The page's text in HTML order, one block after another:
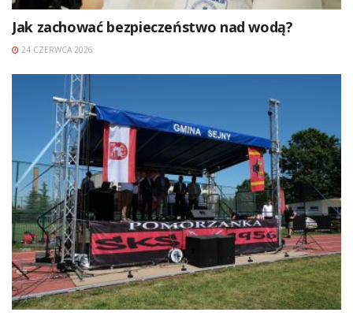
Jak zachować bezpieczeństwo nad wodą?
24 CZERWCA 2026